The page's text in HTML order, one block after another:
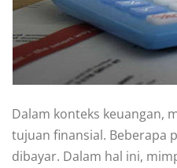
Dalam konteks keuangan,
tujuan finansial. Beberapa
dibayar. Dalam hal ini,